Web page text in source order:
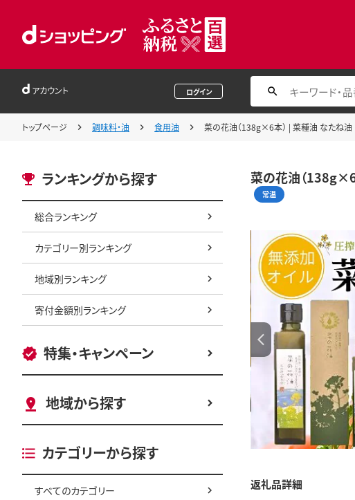
アカウント ログイン
トップページ 調味料・油 食用油 菜の花油（138g×6本） | 菜種油 なたね
ランキングから探す
総合ランキング
カテゴリー別ランキング
地域別ランキング
寄付金額別ランキング
特集・キャンペーン
地域から探す
カテゴリーから探す
すべてのカテゴリー
菜の花油（
常温
返礼品詳細